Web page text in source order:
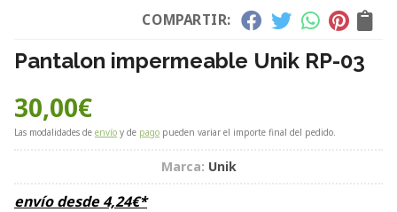
COMPARTIR:
Pantalon impermeable Unik RP-03
30,00€
Las modalidades de envío y de pago pueden variar el importe final del pedido.
Marca: Unik
envío desde4,24€*